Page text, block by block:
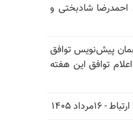
ـ تیرباران احمدرضا شادبختی و
پیش‌نویس توافق
توافق این هفته
۱۴۰۵